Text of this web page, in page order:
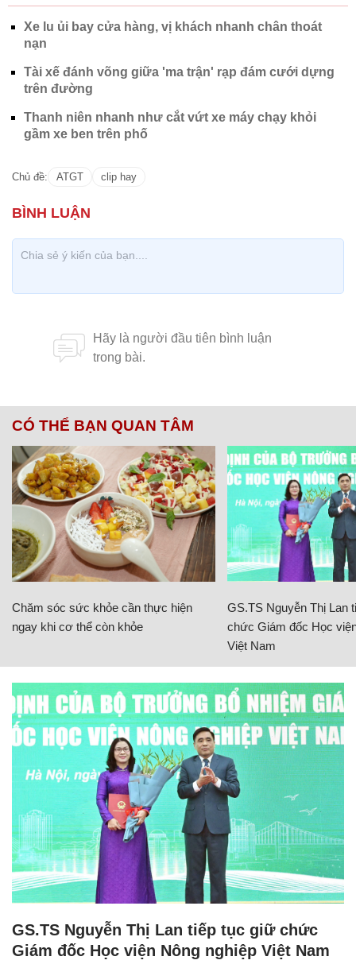
Xe lu ủi bay cửa hàng, vị khách nhanh chân thoát
nạn
Tài xế đánh võng giữa 'ma trận' rạp đám cưới dựng
trên đường
Thanh niên nhanh như cắt vứt xe máy chạy khỏi
gầm xe ben trên phố
Chủ đề: ATGT clip hay
CÓ THỂ BẠN QUAN TÂM
Chăm sóc sức khỏe cần thực hiện
ngay khi cơ thể còn khỏe
GS.TS Nguyễn Thị Lan
chức Giám đốc Học
Việt Nam
GS.TS Nguyễn Thị Lan tiếp tục giữ chức
Giám đốc Học viện Nông nghiệp Việt Nam